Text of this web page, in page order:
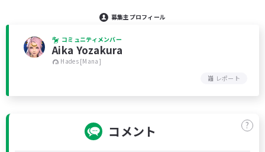
募集主プロフィール
コミュニティメンバー
Aika Yozakura
Hades [Mana]
レポート
コメント ?